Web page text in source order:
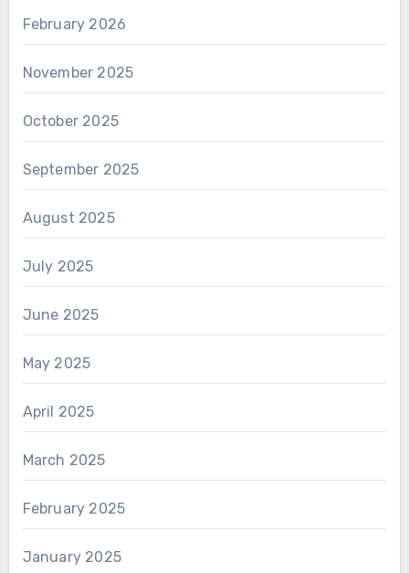
February 2026
November 2025
October 2025
September 2025
August 2025
July 2025
June 2025
May 2025
April 2025
March 2025
February 2025
January 2025